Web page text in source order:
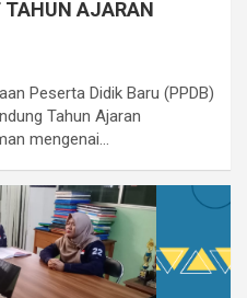
AJARAN
Peserta Didik Baru (PPDB)
Tahun Ajaran
mengenai…